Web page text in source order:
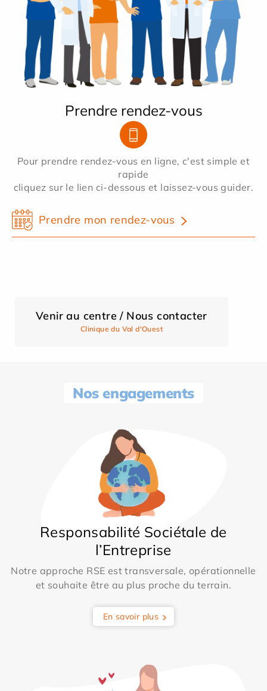
Prendre rendez-vous
Pour prendre rendez-vous en ligne, c'est simple et
rapide
cliquez sur le lien ci-dessous et laissez-vous guider.
Prendre mon rendez-vous
Venir au centre / Nous contacter
Clinique du Val d'Ouest
Nos engagements
Responsabilité Sociétale de
l’Entreprise
Notre approche RSE est transversale, opérationnelle
et souhaite être au plus proche du terrain.
En savoir plus